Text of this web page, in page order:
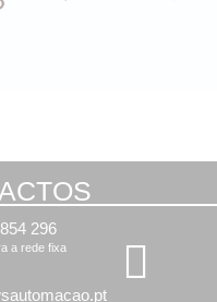
296
a rede fixa